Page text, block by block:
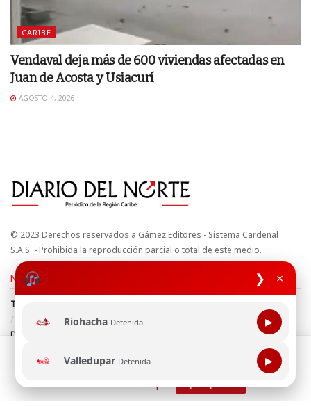
❯ ×
Riohacha Detenida ▶
Valledupar Detenida ▶
CARIBE
Vendaval deja más de 600 viviendas afectadas en
Juan de Acosta y Usiacurí
AGOSTO 4, 2026
© 2023 Derechos reservados a Gámez Editores - Sistema Cardenal
S.A.S. - Prohibida la reproducción parcial o total de este medio.
Nuestros sitios
Términos y Condiciones
Política de uso de cookies
Política de Tratamiento de Datos
Directrices Editoriales
Esta página web usa cookie para mejorar tu experiencia de
navegación, al continuar aceptas nuestra política de uso de